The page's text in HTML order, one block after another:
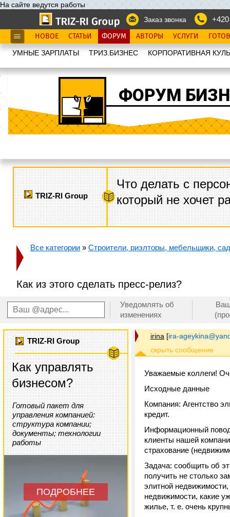
На сайте ведутся работы
Заказ звонка
НОВОЕ СТАТЬИ ФОРУМ АВТОРЫ УСЛУГИ
УМНЫЕ ЗАРПЛАТЫ ТРИЗ.БИЗНЕС КОРПОРАТИВНАЯ
ФОРУМ
TRIZ-RI Group
Что делать с
который не хочет
Все категории » Строители, риэлторы, мебельщики,
Как из этого сделать пресс-релиз?
Уведомлять об
изменениях
TRIZ-RI Group
Как управлять
бизнесом?
Готовый пакет для
управления компанией:
структура компании;
документы; технологии
работы
ПОДРОБНЕЕ
irina [ira-
Уважаемые коллеги!
Исходные данные
Компания: Агентство
кредит.
Информационный
клиенты нашей
страхование
Задача: сообщить об
получить не столько
элитной
недвижимости, какие
жилье, т. е. очень